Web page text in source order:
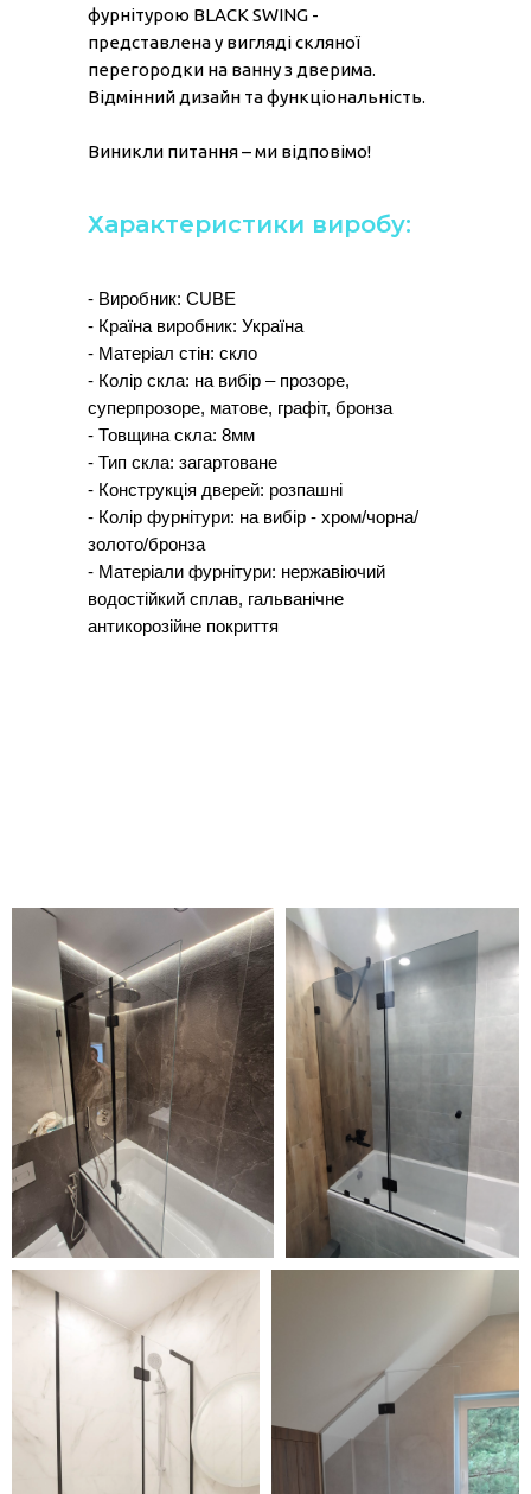
Характеристики виробу:
- Виробник: CUBE
- Країна виробник: Україна
- Матеріал стін: скло
- Колір скла: на вибір – прозоре,
суперпрозоре, матове, графіт, бронза
- Товщина скла: 8мм
- Тип скла: загартоване
- Конструкція дверей: розпашні
- Колір фурнітури: на вибір - хром/чорна/
золото/бронза
- Матеріали фурнітури: нержавіючий
водостійкий сплав, гальванічне
антикорозійне покриття
фурнітурою BLACK SWING -
представлена у вигляді скляної
перегородки на ванну з дверима.
Відмінний дизайн та функціональність.
Виникли питання – ми відповімо!